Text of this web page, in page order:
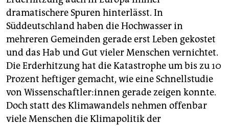
dramatischere Spuren hinterlässt. In
Süddeutschland haben die Hochwasser in
mehreren Gemeinden gerade erst Leben gekostet
und das Hab und Gut vieler Menschen vernichtet.
Die Erderhitzung hat die Katastrophe um bis zu 10
Prozent heftiger gemacht, wie eine Schnellstudie
von Wis­sen­schaft­le­r:in­nen gerade zeigen konnte.
Doch statt des Klimawandels nehmen offenbar
viele Menschen die Klimapolitik der